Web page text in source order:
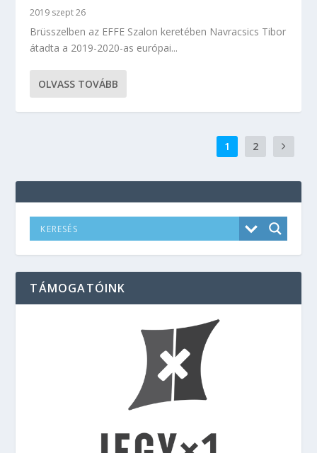
2019 szept 26
Brüsszelben az EFFE Szalon keretében Navracsics Tibor
átadta a 2019-2020-as európai...
OLVASS TOVÁBB
1 2
TÁMOGATÓINK